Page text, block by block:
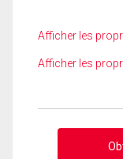
Afficher les
Afficher les